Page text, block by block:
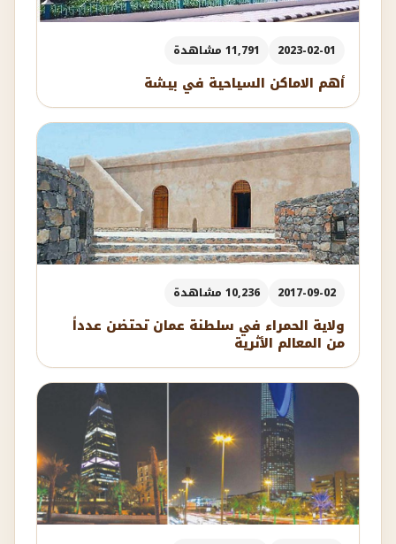
2023-02-01 11,791 مشاهدة
أهم الاماكن السياحية في بيشة
2017-09-02 10,236 مشاهدة
ولاية الحمراء في سلطنة عمان تحتضن عدداً
من المعالم الأثرية